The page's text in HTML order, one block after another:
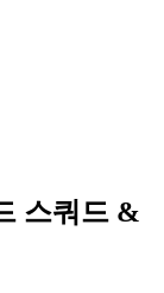
스쿼드 &